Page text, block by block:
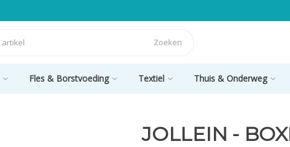
Zoeken
Fles & Borstvoeding Textiel Thuis & Onderweg
JOLLEIN -